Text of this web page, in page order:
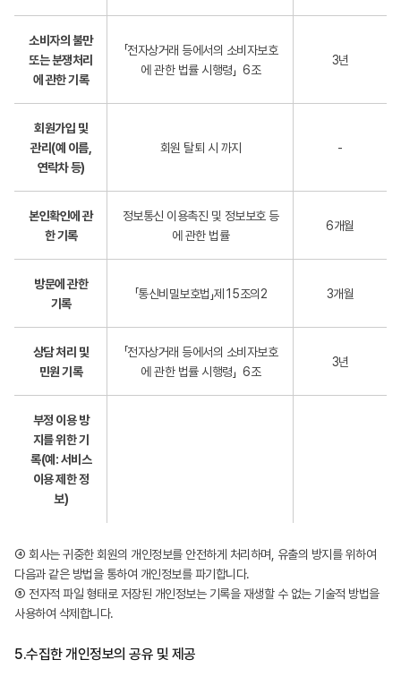
소비자의 불만
또는 분쟁처리
에 관한 기록
「전자상거래 등에서의 소비자보호
에 관한 법률 시행령」 6조
3년
회원가입 및
관리(예 이름,
연락차 등)
회원 탈퇴 시 까지 -
본인확인에 관
한 기록
정보통신 이용촉진 및 정보보호 등
에 관한 법률
6개월
방문에 관한
기록
「통신비밀보호법」제15조의2 3개월
상담 처리 및
민원 기록
「전자상거래 등에서의 소비자보호
에 관한 법률 시행령」 6조
3년
부정 이용 방
지를 위한 기
록(예: 서비스
이용 제한 정
보)
④ 회사는 귀중한 회원의 개인정보를 안전하게 처리하며, 유출의 방지를 위하여
다음과 같은 방법을 통하여 개인정보를 파기합니다.
⑤ 전자적 파일 형태로 저장된 개인정보는 기록을 재생할 수 없는 기술적 방법을
사용하여 삭제합니다.
5.수집한 개인정보의 공유 및 제공